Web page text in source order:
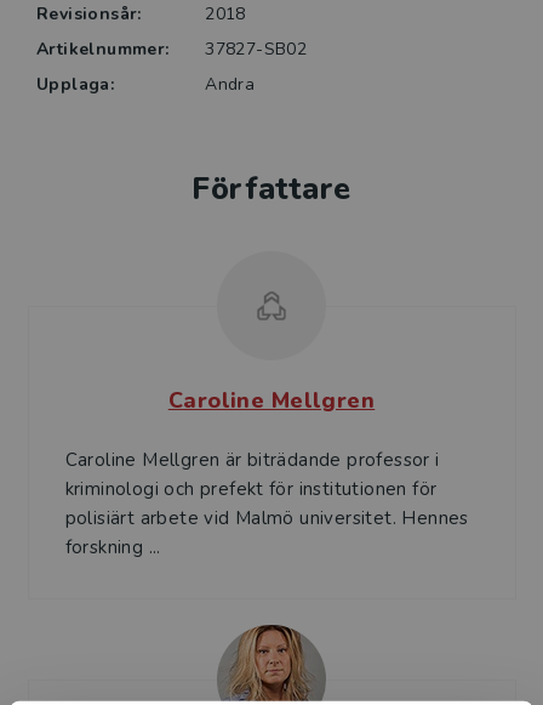
Revisionsår:
2018
Artikelnummer:
37827-SB02
Upplaga:
Andra
Författare
Caroline Mellgren
Caroline Mellgren är biträdande professor i
kriminologi och prefekt för institutionen för
polisiärt arbete vid Malmö universitet. Hennes
forskning ...